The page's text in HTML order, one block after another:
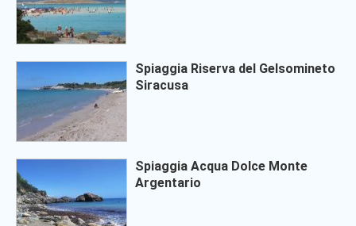
Spiaggia Riserva del Gelsomineto
Siracusa
Spiaggia Acqua Dolce Monte
Argentario